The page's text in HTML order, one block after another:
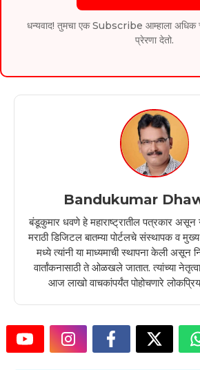
धन्यवाद! तुमचा एक Subscribe आम्हाला अधिक
प्रेरणा देतो.
Bandukumar
बंडूकुमार धवणे हे महाराष्ट्रातील पत्रकार असून
मराठी डिजिटल बातम्या पोर्टलचे संस्थापक व
मध्ये त्यांनी या माध्यमाची स्थापना केली असून
वार्तांकनासाठी ते ओळखले जातात. त्यांच्या
आज लाखो वाचकांपर्यंत पोहोचणारे